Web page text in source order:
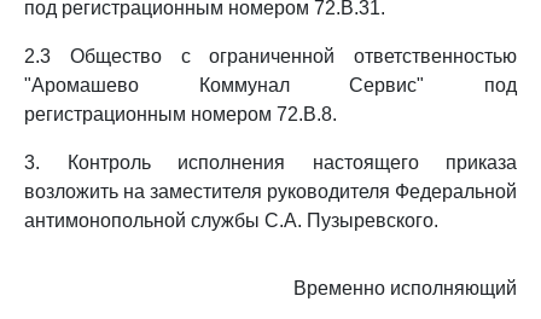
под регистрационным номером 72.В.31.
2.3 Общество с ограниченной ответственностью
"Аромашево Коммунал Сервис" под
регистрационным номером 72.В.8.
3. Контроль исполнения настоящего приказа
возложить на заместителя руководителя Федеральной
антимонопольной службы С.А. Пузыревского.
Временно исполняющий